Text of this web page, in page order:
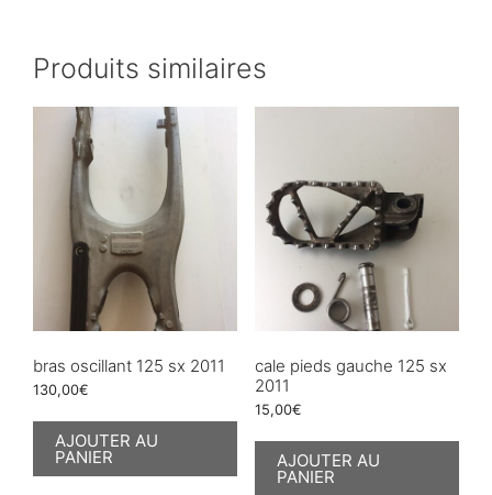
Produits similaires
bras oscillant 125 sx 2011
130,00€
AJOUTER AU
PANIER
cale pieds gauche 125 sx
2011
15,00€
AJOUTER AU
PANIER